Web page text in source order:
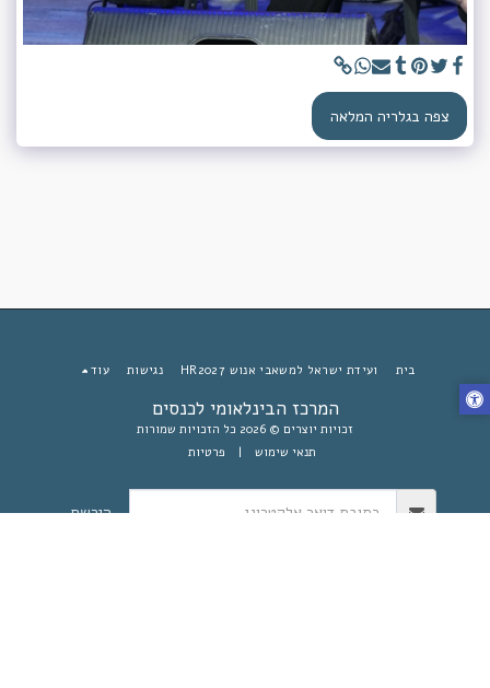
צפה בגלריה המלאה
המרכז הבינלאומי לכנסים
זכויות יוצרים © 2026 כל הזכויות שמורות
תנאי שימוש | פרטיות
בית ועידת ישראל למשאבי אנוש HR2027 נגישות עוד
הירשם